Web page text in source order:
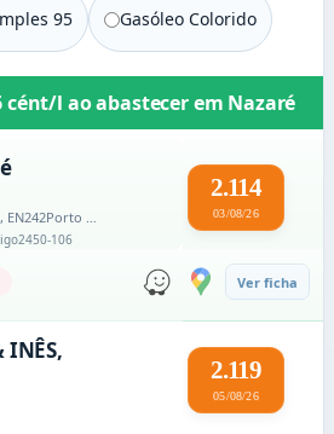
95 Gasóleo Colorido
cént/l ao abastecer em Nazaré
Av. Manuel Remígio, EN242Porto da Nazaré
2450-106
2.114
03/08/26
Ver ficha
INÊS,
2.119
05/08/26